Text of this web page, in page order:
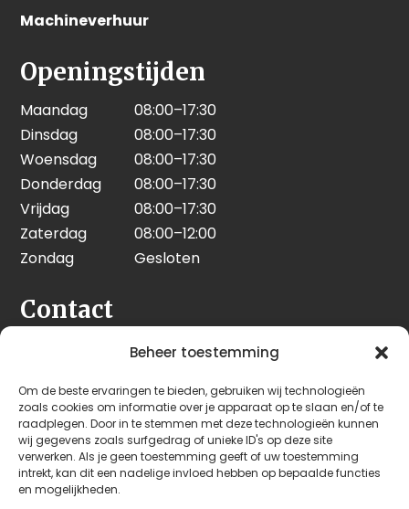
Beheer toestemming
Om de beste ervaringen te bieden, gebruiken wij technologieën
zoals cookies om informatie over je apparaat op te slaan en/of te
raadplegen. Door in te stemmen met deze technologieën kunnen
wij gegevens zoals surfgedrag of unieke ID's op deze site
verwerken. Als je geen toestemming geeft of uw toestemming
intrekt, kan dit een nadelige invloed hebben op bepaalde functies
en mogelijkheden.
Machineverhuur
Openingstijden
Maandag
08:00–17:30
Dinsdag
08:00–17:30
Woensdag
08:00–17:30
Donderdag
08:00–17:30
Vrijdag
08:00–17:30
Zaterdag
08:00–12:00
Zondag
Gesloten
Contact
Seeleman & Hoogendoorn
3628 GD Kockengen
Nederland
+31 (0)346 242 114
info@seehoo.nl